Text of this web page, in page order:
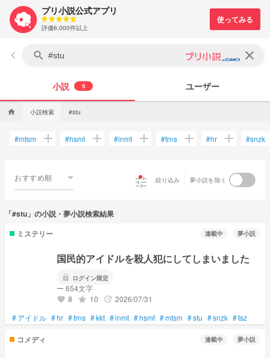
プリ小説公式アプリ
評価6,000件以上
keyboard_arrow_left search clear
小説 5 ユーザー
home 小説検索 #stu
#mtsm add #hsmt add #inmt add #trns add #hr add #snzk
おすすめ順 tune 絞り込み 夢小説を除く
「#stu」の小説・夢小説検索結果
ミステリー
連載中 夢小説
国民的アイドルを殺人犯にしてしまいました
lock ログイン限定
ー 654文字
favorite 8 grade 10 update 2026/07/31
#アイドル #hr #trns #kkt #inmt #hsmt #mtsm #stu #snzk #tsz
コメディ 連載中 夢小説